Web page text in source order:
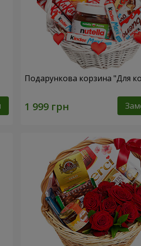
Подарункова корзина "Для